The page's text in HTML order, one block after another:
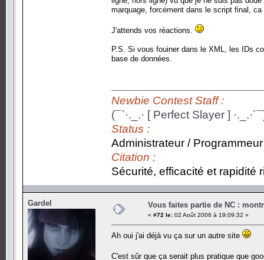
marquage, forcément dans le script final,
J'attends vos réactions.
P.S. Si vous fouiner dans le XML, les IDs
base de données.
Newbie Contest Staff :
(¯`·._.· [ Perfect Slayer ]
Status :
Administrateur /
Citation :
Sécurité, efficacité et rapidité
Gardel Vous faites partie de NC :
« #72 le: 02 Août 2006 à 19:09:32 »
Ah oui j'ai déjà vu ça sur un autre site
C'est sûr que ça serait plus pratique que